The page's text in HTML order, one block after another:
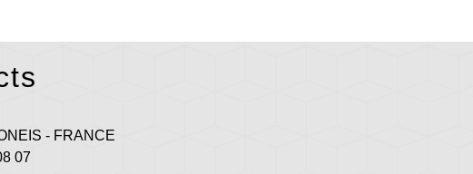
- FRANCE
07